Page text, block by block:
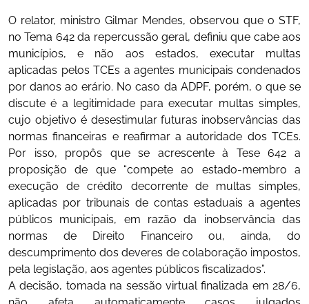
O relator, ministro Gilmar Mendes, observou que o STF,
no Tema 642 da repercussão geral, definiu que cabe aos
municípios, e não aos estados, executar multas
aplicadas pelos TCEs a agentes municipais condenados
por danos ao erário. No caso da ADPF, porém, o que se
discute é a legitimidade para executar multas simples,
cujo objetivo é desestimular futuras inobservâncias das
normas financeiras e reafirmar a autoridade dos TCEs.
Por isso, propôs que se acrescente à Tese 642 a
proposição de que “compete ao estado-membro a
execução de crédito decorrente de multas simples,
aplicadas por tribunais de contas estaduais a agentes
públicos municipais, em razão da inobservância das
normas de Direito Financeiro ou, ainda, do
descumprimento dos deveres de colaboração impostos,
pela legislação, aos agentes públicos fiscalizados”.
A decisão, tomada na sessão virtual finalizada em 28/6,